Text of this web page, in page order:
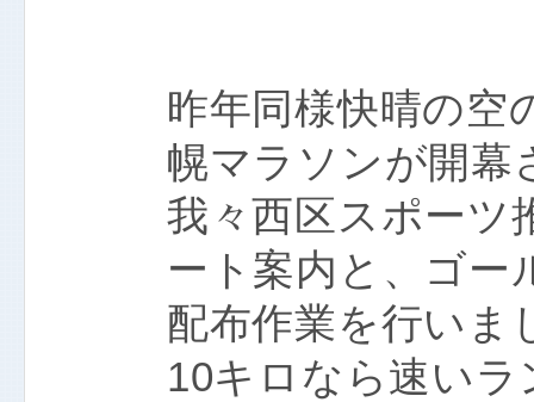
昨年同様快晴の空
幌マラソンが開幕
我々西区スポーツ
ート案内と、ゴー
配布作業を行いま
10キロなら速い